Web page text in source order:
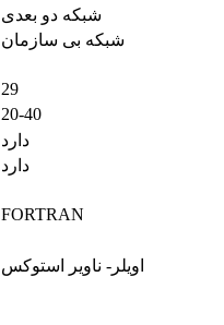
شبکه دو بعدی
شبکه بی سازمان
29
20-40
دارد
دارد
FORTRAN
اویلر- ناویر استوکس